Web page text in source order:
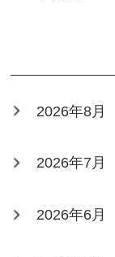
2026年8月
2026年7月
2026年6月